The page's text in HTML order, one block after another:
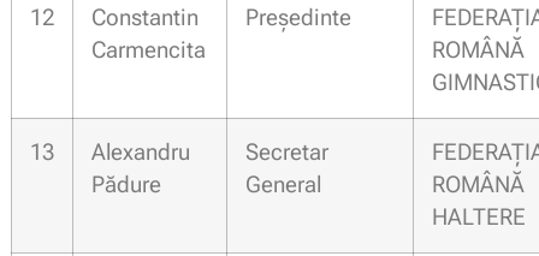
12
Constantin
Carmencita
Președinte
13
Alexandru
Pădure
Secretar
General
HALTERE